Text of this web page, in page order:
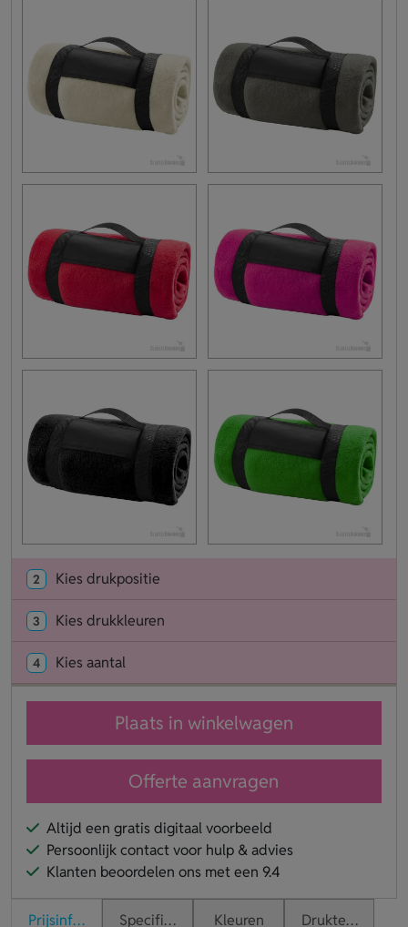
2 Kies drukpositie
3 Kies drukkleuren
4 Kies aantal
Plaats in winkelwagen
Offerte aanvragen
Altijd een gratis digitaal voorbeeld
Persoonlijk contact voor hulp & advies
Klanten beoordelen ons met een 9.4
PrijsinformatieSpecificaties Kleuren Druktechnieken